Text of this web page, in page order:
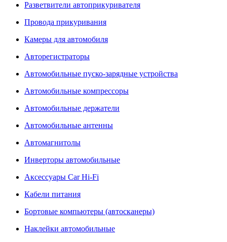
Разветвители автоприкуривателя
Провода прикуривания
Камеры для автомобиля
Авторегистраторы
Автомобильные пуско-зарядные устройства
Автомобильные компрессоры
Автомобильные держатели
Автомобильные антенны
Автомагнитолы
Инверторы автомобильные
Аксессуары Car Hi-Fi
Кабели питания
Бортовые компьютеры (автосканеры)
Наклейки автомобильные